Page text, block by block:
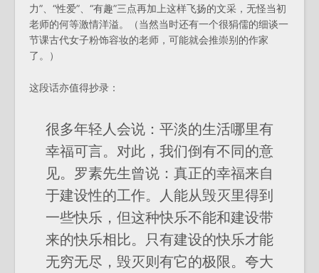
力”、“性爱”、“有趣”三点再加上这样飞扬的文采，无怪当初
老师的何等激情洋溢。（当然当时还有一个很狷儒的细谈一
节课古代女子粉饰容妆的老师，可能就会推崇别的作家
了。）
这段话亦值得抄录：
很多年轻人会说：平淡的生活哪里有
幸福可言。对此，我们倒有不同的意
见。罗素先生曾说：真正的幸福来自
于建设性的工作。人能从毁灭里得到
一些快乐，但这种快乐不能和建设带
来的快乐相比。只有建设的快乐才能
无穷无尽，毁灭则有它的极限。夸大